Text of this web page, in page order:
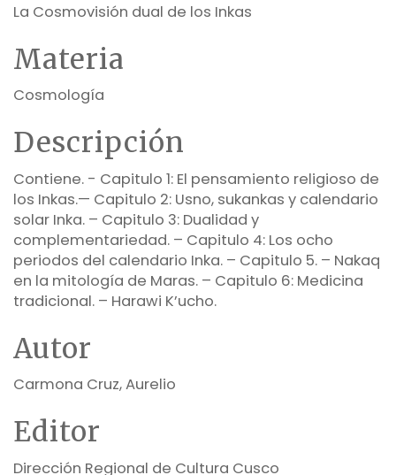
La Cosmovisión dual de los Inkas
Materia
Cosmología
Descripción
Contiene. - Capitulo 1: El pensamiento religioso de
los Inkas.— Capitulo 2: Usno, sukankas y calendario
solar Inka. – Capitulo 3: Dualidad y
complementariedad. – Capitulo 4: Los ocho
periodos del calendario Inka. – Capitulo 5. – Nakaq
en la mitología de Maras. – Capitulo 6: Medicina
tradicional. – Harawi K’ucho.
Autor
Carmona Cruz, Aurelio
Editor
Dirección Regional de Cultura Cusco